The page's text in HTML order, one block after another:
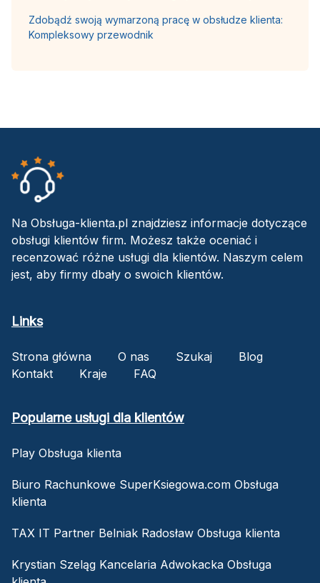
Zdobądź swoją wymarzoną pracę w obsłudze klienta:
Kompleksowy przewodnik
Na Obsługa-klienta.pl znajdziesz informacje dotyczące
obsługi klientów firm. Możesz także oceniać i
recenzować różne usługi dla klientów. Naszym celem
jest, aby firmy dbały o swoich klientów.
Links
Strona główna O nas Szukaj
Blog
Kontakt
Kraje FAQ
Popularne usługi dla klientów
Play Obsługa klienta
Biuro Rachunkowe SuperKsiegowa.com Obsługa
klienta
TAX IT Partner Belniak Radosław Obsługa klienta
Krystian Szeląg Kancelaria Adwokacka Obsługa